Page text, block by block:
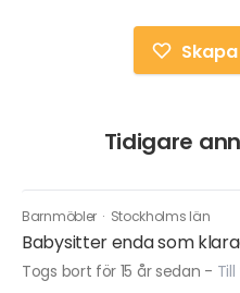
Tidigare
Barnmöbler · Stockholms län
Babysitter enda som
Togs bort för 15 år sedan -